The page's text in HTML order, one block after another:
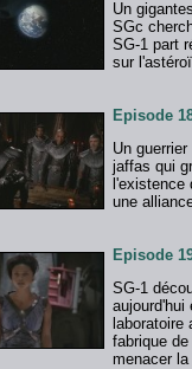
Un
SGc
SG-1 part
sur
Episode
Un
jaffas qui
l'existence
une
Episode
SG-1
aujourd'hui
laboratoire
fabrique
menacer